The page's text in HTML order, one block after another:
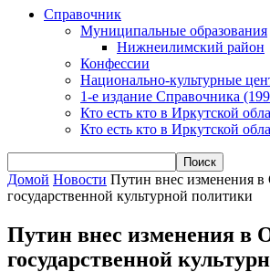
Справочник
Муниципальные образования
Нижнеилимский район
Конфессии
Национально-культурные
1-е издание Справочника
Кто есть кто в Иркутской
Кто есть кто в Иркутской
Домой Новости Путин внес изменения
государственной культурной политики
Путин внес изменения в
государственной